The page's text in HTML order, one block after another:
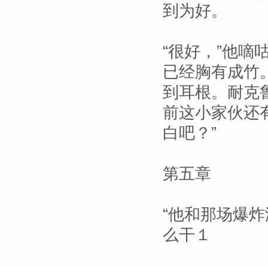
到为好。
“很好，”他嘀
已经胸有成竹
到耳根。耐克
前这小家伙还
白吧？”
第五章
“他和那场爆
么干１